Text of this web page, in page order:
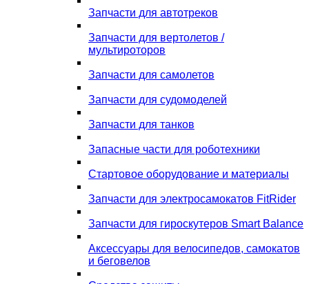
Запчасти для автотреков
Запчасти для вертолетов /
мультироторов
Запчасти для самолетов
Запчасти для судомоделей
Запчасти для танков
Запасные части для роботехники
Стартовое оборудование и материалы
Запчасти для электросамокатов FitRider
Запчасти для гироскутеров Smart Balance
Аксессуары для велосипедов, самокатов
и беговелов